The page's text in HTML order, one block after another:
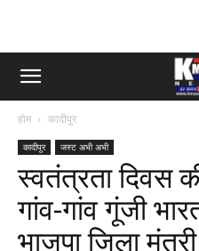
होम कादीपुर
कादीपुर जस्ट अभी अभी
स्वतंत्रता दिवस
गांव-गांव गूंजी
भाजपा जिला